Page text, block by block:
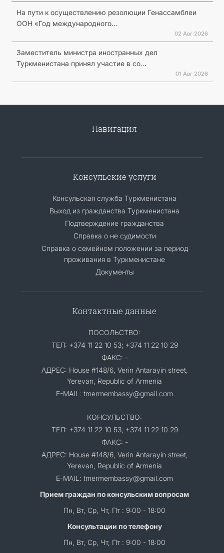
На пути к осуществлению резолюции Генассамблеи
ООН «Год международного...
02 Авг 2026
Заместитель министра иностранных дел
Туркменистана принял участие в со...
01 Авг 2026
Навигация
Консульские услуги
Консульская служба Туркменистана
Выход из гражданства Туркменистана
Подтверждение гражданства
Справка о не судимости
Справка о семейном положении за период
проживания в Туркменистане
Документы
Контактные данные
ПОСОЛЬСТВО:
ТЕЛ: +374 11 22 10 53; +374 11 22 10 29
ФАКС: -
АДРЕС: House #148/6, Verin Antarayin street,
Yerevan, Republic of Armenia
E-MAIL: tmermembassy@gmail.com
КОНСУЛЬСТВО:
ТЕЛ: +374 11 22 10 53; +374 11 22 10 29
ФАКС: -
АДРЕС: House #148/6, Verin Antarayin street,
Yerevan, Republic of Armenia
E-MAIL: tmermembassy@gmail.com
Прием граждан по консульским вопросам
Пн, Вт, Ср, Чт, Пт : 9:00 - 18:00
Консультации по телефону
Пн, Вт, Ср, Чт, Пт : 9:00 - 18:00